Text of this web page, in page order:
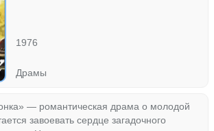
1976
Драмы
— романтическая драма о молодой
завоевать сердце загадочного